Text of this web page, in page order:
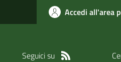
Accedi all'area
Seguici su